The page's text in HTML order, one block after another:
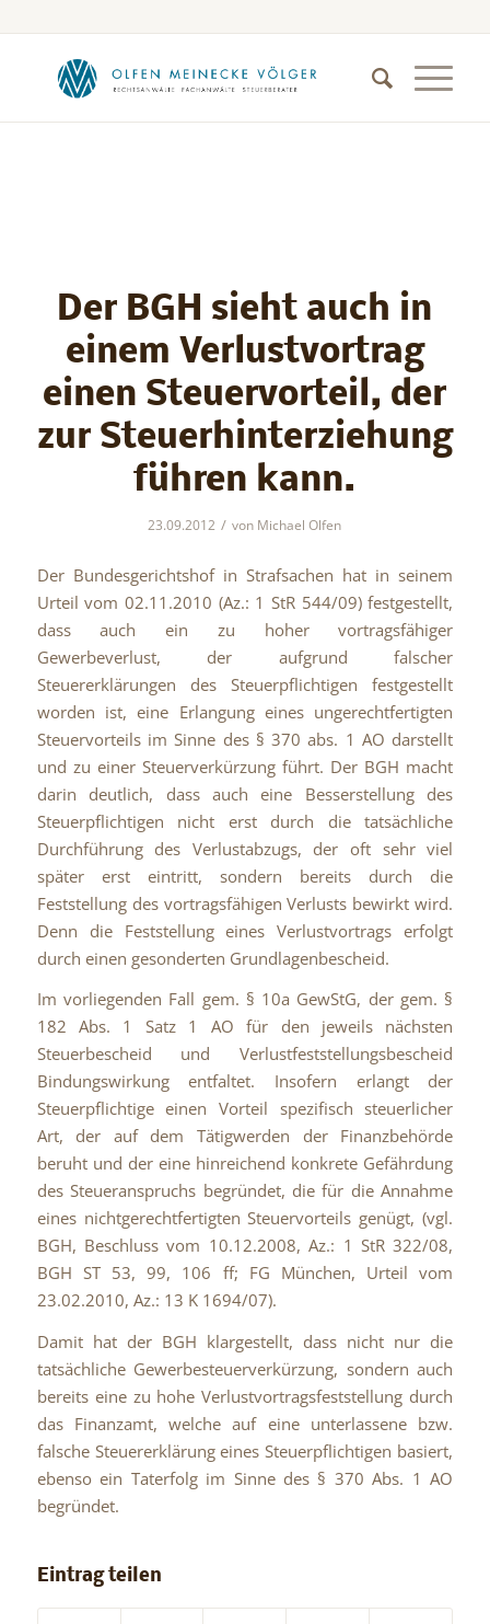
Der BGH sieht auch in
einem Verlustvortrag
einen Steuervorteil, der
zur Steuerhinterziehung
führen kann.
23.09.2012 / von Michael Olfen
Der Bundesgerichtshof in Strafsachen hat in seinem
Urteil vom 02.11.2010 (Az.: 1 StR 544/09) festgestellt,
dass auch ein zu hoher vortragsfähiger
Gewerbeverlust, der aufgrund falscher
Steuererklärungen des Steuerpflichtigen festgestellt
worden ist, eine Erlangung eines ungerechtfertigten
Steuervorteils im Sinne des § 370 abs. 1 AO darstellt
und zu einer Steuerverkürzung führt. Der BGH macht
darin deutlich, dass auch eine Besserstellung des
Steuerpflichtigen nicht erst durch die tatsächliche
Durchführung des Verlustabzugs, der oft sehr viel
später erst eintritt, sondern bereits durch die
Feststellung des vortragsfähigen Verlusts bewirkt wird.
Denn die Feststellung eines Verlustvortrags erfolgt
durch einen gesonderten Grundlagenbescheid.
Im vorliegenden Fall gem. § 10a GewStG, der gem. §
182 Abs. 1 Satz 1 AO für den jeweils nächsten
Steuerbescheid und Verlustfeststellungsbescheid
Bindungswirkung entfaltet. Insofern erlangt der
Steuerpflichtige einen Vorteil spezifisch steuerlicher
Art, der auf dem Tätigwerden der Finanzbehörde
beruht und der eine hinreichend konkrete Gefährdung
des Steueranspruchs begründet, die für die Annahme
eines nichtgerechtfertigten Steuervorteils genügt, (vgl.
BGH, Beschluss vom 10.12.2008, Az.: 1 StR 322/08,
BGH ST 53, 99, 106 ff; FG München, Urteil vom
23.02.2010, Az.: 13 K 1694/07).
Damit hat der BGH klargestellt, dass nicht nur die
tatsächliche Gewerbesteuerverkürzung, sondern auch
bereits eine zu hohe Verlustvortragsfeststellung durch
das Finanzamt, welche auf eine unterlassene bzw.
falsche Steuererklärung eines Steuerpflichtigen basiert,
ebenso ein Taterfolg im Sinne des § 370 Abs. 1 AO
begründet.
Eintrag teilen